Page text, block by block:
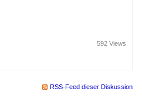
592 Views
RSS-Feed dieser Diskussion